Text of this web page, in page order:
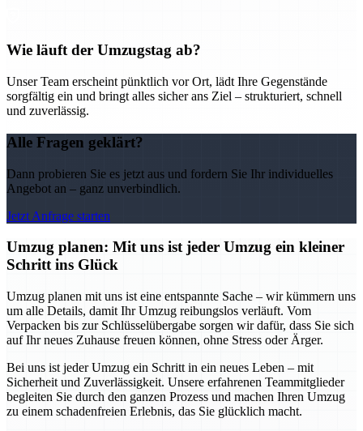
Wie läuft der Umzugstag ab?
Unser Team erscheint pünktlich vor Ort, lädt Ihre Gegenstände
sorgfältig ein und bringt alles sicher ans Ziel – strukturiert, schnell
und zuverlässig.
Alle Fragen geklärt?
Dann probieren Sie es jetzt aus und fordern Sie Ihr individuelles
Angebot an – ganz unverbindlich.
Jetzt Anfrage starten
Umzug planen: Mit uns ist jeder Umzug ein kleiner
Schritt ins Glück
Umzug planen mit uns ist eine entspannte Sache – wir kümmern uns
um alle Details, damit Ihr Umzug reibungslos verläuft. Vom
Verpacken bis zur Schlüsselübergabe sorgen wir dafür, dass Sie sich
auf Ihr neues Zuhause freuen können, ohne Stress oder Ärger.
Bei uns ist jeder Umzug ein Schritt in ein neues Leben – mit
Sicherheit und Zuverlässigkeit. Unsere erfahrenen Teammitglieder
begleiten Sie durch den ganzen Prozess und machen Ihren Umzug
zu einem schadenfreien Erlebnis, das Sie glücklich macht.